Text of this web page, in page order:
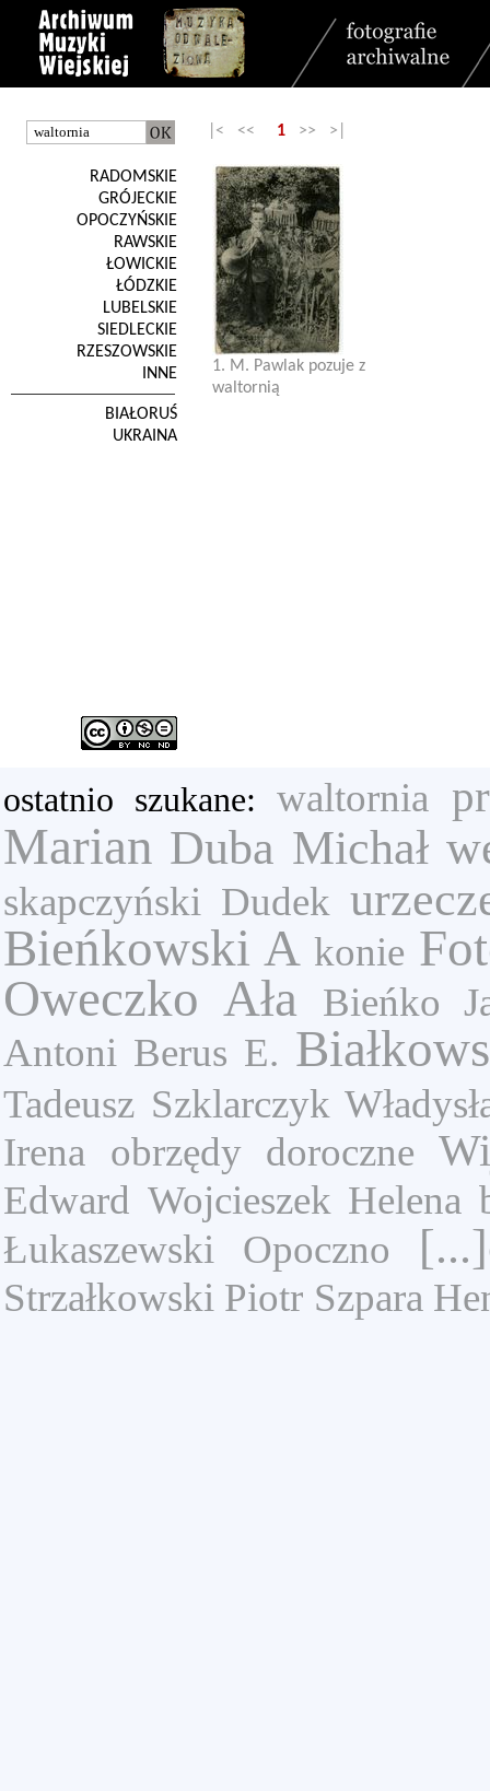
RADOMSKIE
GRÓJECKIE
OPOCZYŃSKIE
RAWSKIE
ŁOWICKIE
ŁÓDZKIE
LUBELSKIE
SIEDLECKIE
RZESZOWSKIE
INNE
BIAŁORUŚ
UKRAINA
|< << 1 >> >|
1. M. Pawlak pozuje z
waltornią
ostatnio szukane: waltornia
Marian Duba Michał
skapczyński Dudek
Bieńkowski A konie
Oweczko Ała
Bieńko
Antoni Berus E.
Tadeusz Szklarczyk
Irena
obrzędy doroczne
Edward Wojcieszek Helena
Łukaszewski Opoczno
Strzałkowski Piotr Szpara